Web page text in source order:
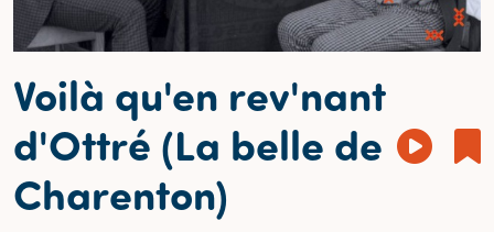
Voilà qu'en rev'nant
d'Ottré (La belle de
Charenton)